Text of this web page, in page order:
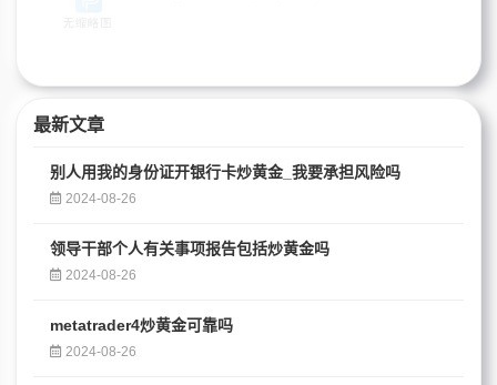
最新文章
别人用我的身份证开银行卡炒黄金_我要承担风险吗
2024-08-26
领导干部个人有关事项报告包括炒黄金吗
2024-08-26
metatrader4炒黄金可靠吗
2024-08-26